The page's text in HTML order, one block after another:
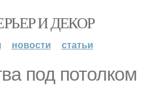
И ДЕКОР
новости статьи
под потолком